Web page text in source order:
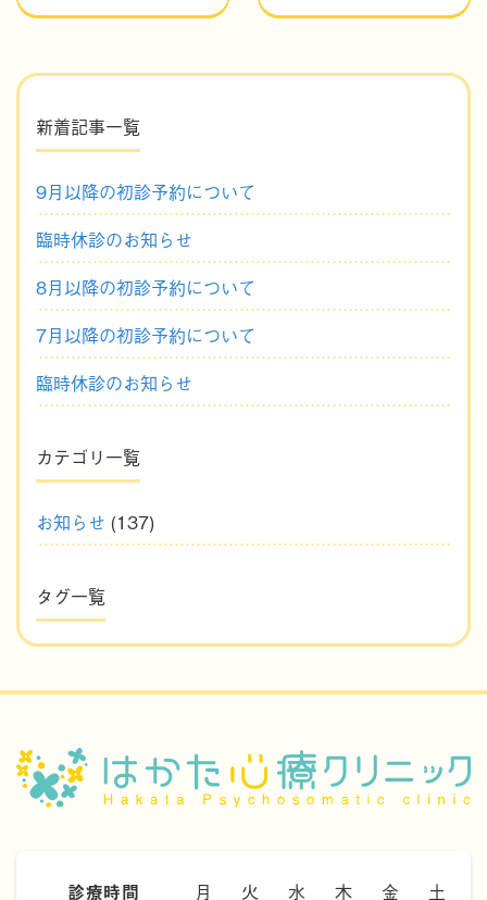
新着記事一覧
9月以降の初診予約について
臨時休診のお知らせ
8月以降の初診予約について
7月以降の初診予約について
臨時休診のお知らせ
カテゴリ一覧
お知らせ (137)
タグ一覧
診療時間 月 火 水 木 金 土